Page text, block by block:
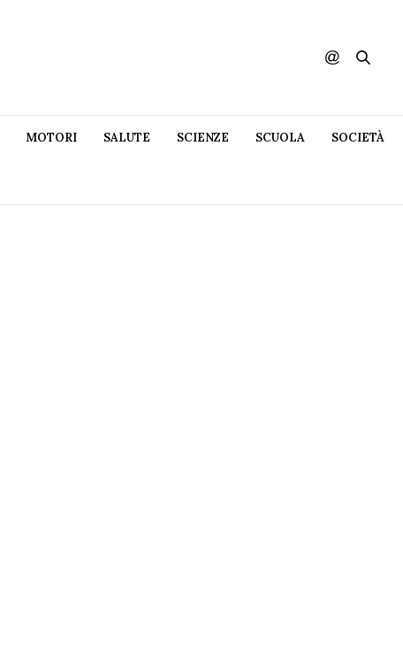
MOTORI SALUTE SCIENZE SCUOLA SOCIETÀ